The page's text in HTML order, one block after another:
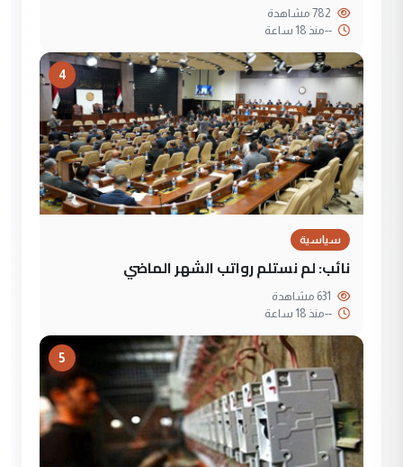
--منذ 18 ساعة
4
سياسية
نائب: لم نستلم رواتب الشهر الماضي
--منذ 18 ساعة
5